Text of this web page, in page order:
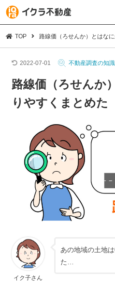
TOP 路線価（ろせんか）とはな
2022-07-01 不動産調査の知識
路線価（ろせんか
りやすくまとめた
イク子さん
あの地域の土地
た…